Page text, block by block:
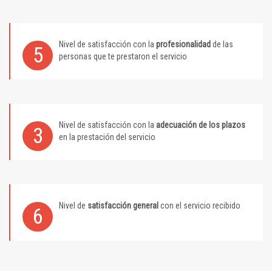
5 Nivel de satisfacción con la profesionalidad de las
personas que te prestaron el servicio
3 Nivel de satisfacción con la adecuación de los plazos
en la prestación del servicio
6 Nivel de satisfacción general con el servicio recibido